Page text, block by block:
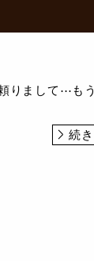
りまして⋯も
続